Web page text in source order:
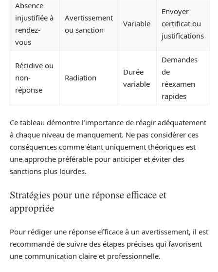
Absence
injustifiée à
rendez-
vous
Avertissement
ou sanction
Variable
Envoyer
certificat ou
justifications
Récidive ou
non-
réponse
Radiation
Durée
variable
Demandes
de
réexamen
rapides
Ce tableau démontre l’importance de réagir adéquatement
à chaque niveau de manquement. Ne pas considérer ces
conséquences comme étant uniquement théoriques est
une approche préférable pour anticiper et éviter des
sanctions plus lourdes.
Stratégies pour une réponse efficace et
appropriée
Pour rédiger une réponse efficace à un avertissement, il est
recommandé de suivre des étapes précises qui favorisent
une communication claire et professionnelle.